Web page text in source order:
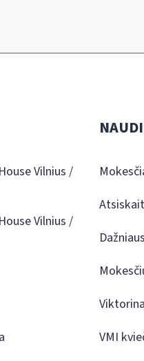
Vilnius /
Vilnius /
VMI